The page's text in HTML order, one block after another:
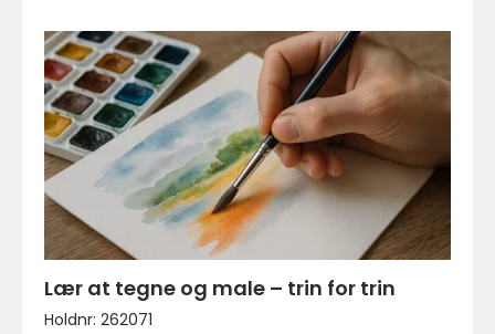
Lær at tegne og male – trin for trin
Holdnr: 262071